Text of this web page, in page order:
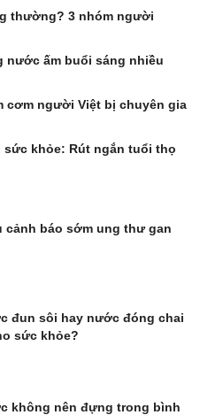
thường? 3 nhóm người
nước ấm buổi sáng nhiều
cơm người Việt bị chuyên gia
khỏe: Rút ngắn tuổi thọ
cảnh báo sớm ung thư gan
đun sôi hay nước đóng chai
sức khỏe?
không nên đựng trong bình